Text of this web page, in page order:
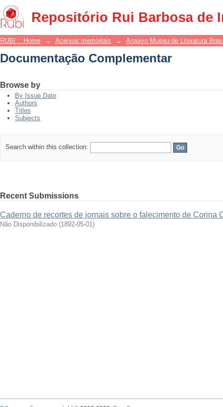
Repositório Rui Barbosa de
Documentação Complementar
RUBI :: Home → Acervos memoriais → Arquivo Museu de Literatura
Documentação Complementar
Browse by
By Issue Date
Authors
Titles
Subjects
Search within this collection:
Recent Submissions
Caderno de recortes de jornais sobre o falecimento de Corina
Não Disponibilizado (1892-05-01)